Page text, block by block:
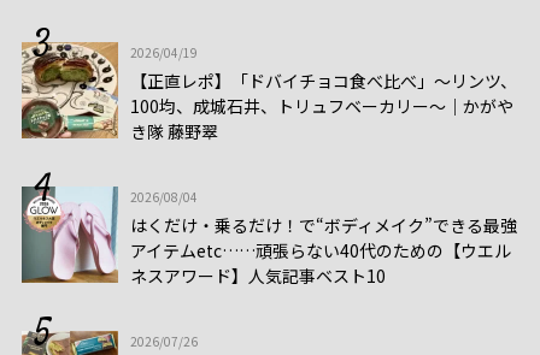
2026/04/19
【正直レポ】「ドバイチョコ食べ比べ」～リンツ、
100均、成城石井、トリュフベーカリー～｜かがや
き隊 藤野翠
2026/08/04
はくだけ・乗るだけ！で“ボディメイク”できる最強
アイテムetc……頑張らない40代のための【ウエル
ネスアワード】人気記事ベスト10
2026/07/26